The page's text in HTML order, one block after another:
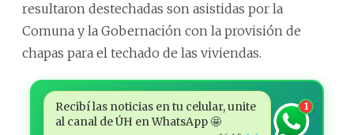
resultaron destechadas son asistidas por la
Comuna y la Gobernación con la provisión de
chapas para el techado de las viviendas.
Recibí las noticias en tu celular, unite
al canal de ÚH en WhatsApp 🤩
1